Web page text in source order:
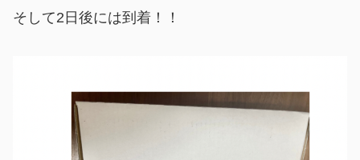
そして2日後には到着！！